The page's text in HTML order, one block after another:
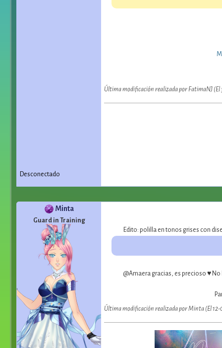
Última modificación realizada por FatimaNJ (El
Desconectado
Minta
Guard in Training
Edito: polilla en tonos grises con
@Amaera gracias, es precioso ♥
Última modificación realizada por Minta (El 12-